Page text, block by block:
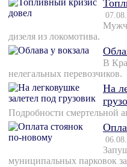
дизеля из локомотива.
В
нелегальных перевозчиков.
На
Подробности смертельной
муниципальных парковок